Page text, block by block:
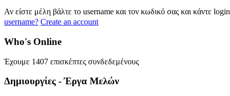
Αν είστε μέλη βάλτε το username και τον κωδικό σας και κάντε login
username? Create an account
Who's Online
Έχουμε 1407 επισκέπτες συνδεδεμένους
Δημιουργίες - Έργα Μελών